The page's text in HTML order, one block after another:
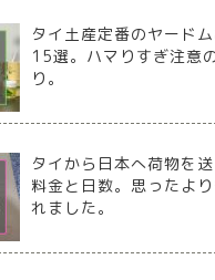
タイ土産定番のヤード
15選。ハマりすぎ注意
り。
タイから日本へ荷物を
料金と日数。思ったよ
れました。